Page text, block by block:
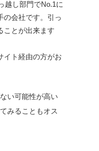
越し部門でNo.1に
の会社です。引っ
ことが出来ます
イト経由の方がお
い可能性が高い
みることもオス